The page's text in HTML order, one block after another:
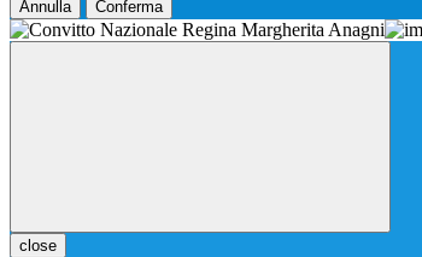
Annulla Conferma
close